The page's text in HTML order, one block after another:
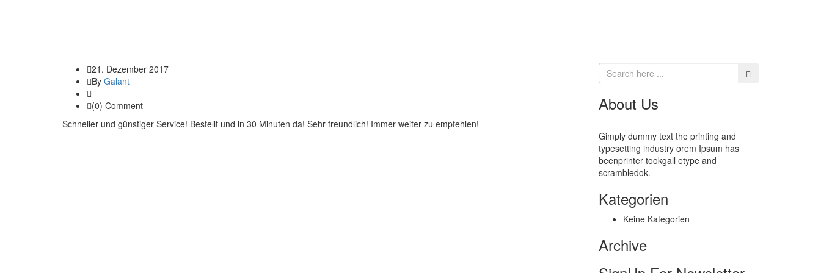
21. Dezember 2017
By Galant
(0) Comment
Schneller und günstiger Service! Bestellt und in 30 Minuten da! Sehr freundlich! Immer weiter zu empfehlen!
About Us
Gimply dummy text the printing and
typesetting industry orem Ipsum has
beenprinter tookgall etype and
scrambledok.
Kategorien
Keine Kategorien
Archive